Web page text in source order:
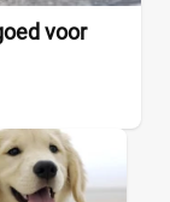
(0)
voor